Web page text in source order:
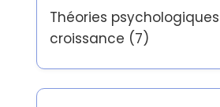
Théories
croissance (7)